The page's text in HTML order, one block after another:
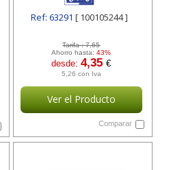
Ref: 63291[ 100105244 ]
Tarifa :7,65
Ahorro hasta:43%
desde:4,35€
5,26 con Iva
Ver el Producto
Comparar